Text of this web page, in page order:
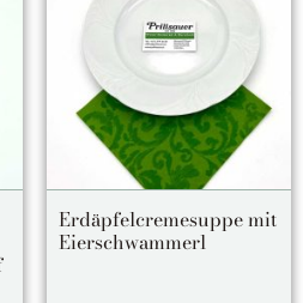
Erdäpfelcremesuppe mit
Eierschwammerl